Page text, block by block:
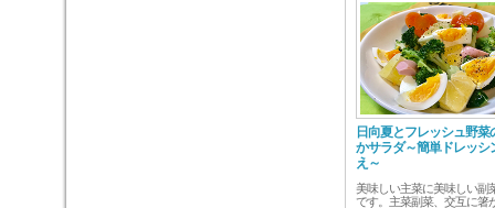
日向夏とフレッシュ野菜
かサラダ～簡単ドレッシ
え～
美味しい主菜に美味しい副
です。主菜副菜、交互に箸